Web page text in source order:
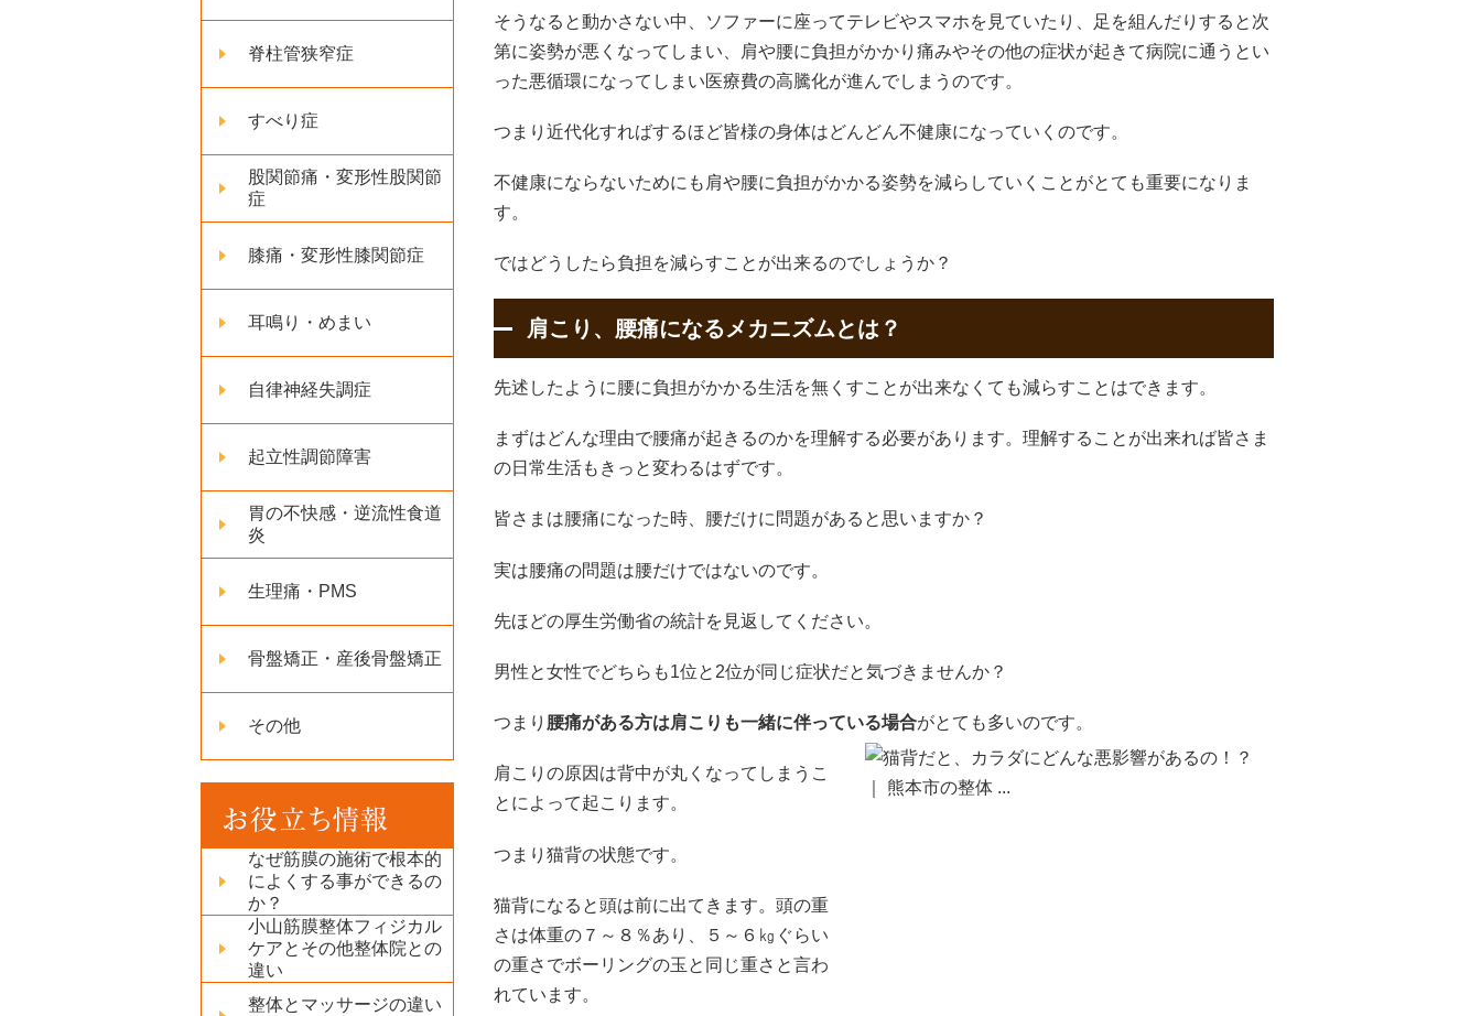
脊柱管狭窄症
すべり症
股関節痛・変形性股関節
症
膝痛・変形性膝関節症
耳鳴り・めまい
自律神経失調症
起立性調節障害
胃の不快感・逆流性食道
炎
生理痛・PMS
骨盤矯正・産後骨盤矯正
その他
なぜ筋膜の施術で根本的
によくする事ができるの
か？
小山筋膜整体フィジカル
ケアとその他整体院との
違い
整体とマッサージの違い
そうなると動かさない中、ソファーに座ってテレビやスマホを見ていたり、足を組んだりすると次
第に姿勢が悪くなってしまい、肩や腰に負担がかかり痛みやその他の症状が起きて病院に通うとい
った悪循環になってしまい医療費の高騰化が進んでしまうのです。
つまり近代化すればするほど皆様の身体はどんどん不健康になっていくのです。
不健康にならないためにも肩や腰に負担がかかる姿勢を減らしていくことがとても重要になりま
す。
ではどうしたら負担を減らすことが出来るのでしょうか？
肩こり、腰痛になるメカニズムとは？
先述したように腰に負担がかかる生活を無くすことが出来なくても減らすことはできます。
まずはどんな理由で腰痛が起きるのかを理解する必要があります。理解することが出来れば皆さま
の日常生活もきっと変わるはずです。
皆さまは腰痛になった時、腰だけに問題があると思いますか？
実は腰痛の問題は腰だけではないのです。
先ほどの厚生労働省の統計を見返してください。
男性と女性でどちらも1位と2位が同じ症状だと気づきませんか？
つまり 腰痛がある方は肩こりも一緒に伴っている場合がとても多いのです。
肩こりの原因は背中が丸くなってしまうこ
とによって起こります。
つまり猫背の状態です。
猫背になると頭は前に出てきます。頭の重
さは体重の７～８％あり、５～６㎏ぐらい
の重さでボーリングの玉と同じ重さと言わ
れています。